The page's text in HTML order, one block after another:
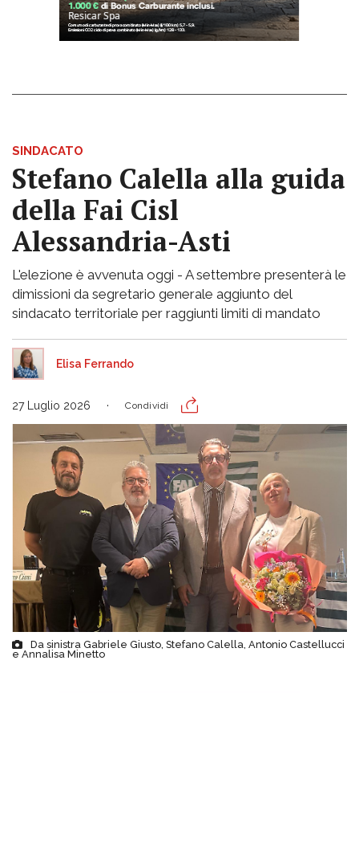
SINDACATO
Stefano Calella alla guida
della Fai Cisl
Alessandria-Asti
L'elezione è avvenuta oggi - A settembre presenterà le
dimissioni da segretario generale aggiunto del
sindacato territoriale per raggiunti limiti di mandato
Elisa Ferrando
27 Luglio 2026 Condividi
Da sinistra Gabriele Giusto, Stefano Calella, Antonio Castellucci
e Annalisa Minetto